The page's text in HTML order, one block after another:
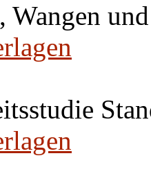
Wangen